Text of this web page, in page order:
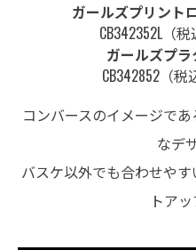
ガールズプリント
CB342352L （
ガールズプ
CB342852 （
コンバースのイメージで
なデ
バスケ以外でも合わせや
トアッ